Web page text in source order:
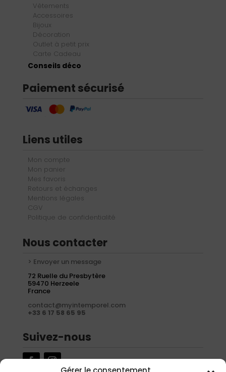
Vêtements
Accessoires
Bijoux
Décoration
Outlet à petit prix
Carte Cadeau
Conseils déco
Paiement sécurisé
Liens utiles
Mon compte
Mon panier
Mes favoris
Retours et échanges
Mentions légales
CGV
Politique de confidentialité
Nous contacter
> Envoyer un message
72 Ruelle du Presbytère
59470 Herzeele
France
contact@myintemporel.com
+33 6 17 58 65 95
Suivez-nous